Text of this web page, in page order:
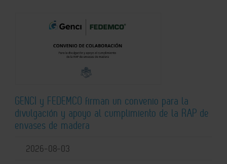
GENCI y FEDEMCO firman un convenio para la
divulgación y apoyo al cumplimiento de la RAP de
envases de madera
2026-08-03